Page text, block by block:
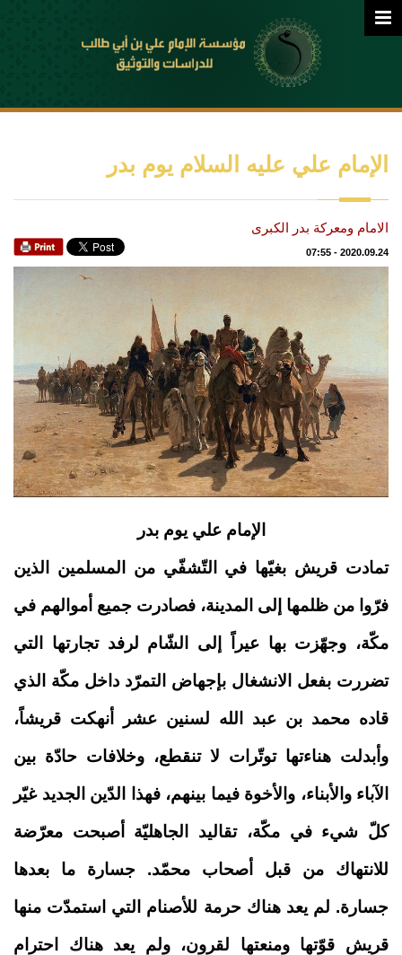
الإمام علي عليه السلام يوم بدر
الامام ومعركة بدر الكبرى
2020.09.24
-
07:55
الإمام علي يوم بدر
تمادت قريش بغيّها في التّشفّي من المسلمين الذين
فرّوا من ظلمها إلى المدينة، فصادرت جميع أموالهم في
مكّة، وجهّزت بها عيراً إلى الشّام لرفد تجارتها التي
تضررت بفعل الانشغال بإجهاض التمرّد داخل مكّة الذي
قاده محمد بن عبد الله لسنين عشر أنهكت قريشاً،
وأبدلت هناءتها توتّرات لا تنقطع، وخلافات حادّة بين
الآباء والأبناء، والأخوة فيما بينهم، فهذا الدّين الجديد غيّر
كلّ شيء في مكّة، تقاليد الجاهليّة أصبحت معرّضة
للانتهاك من قبل أصحاب محمّد. جسارة ما بعدها
جسارة. لم يعد هناك حرمة للأصنام التي استمدّت منها
قريش قوّتها ومنعتها لقرون، ولم يعد هناك احترام